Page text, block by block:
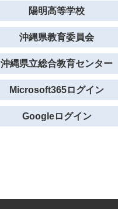
陽明高等学校
沖縄県教育委員会
沖縄県立総合教育センター
Microsoft365ログイン
Googleログイン